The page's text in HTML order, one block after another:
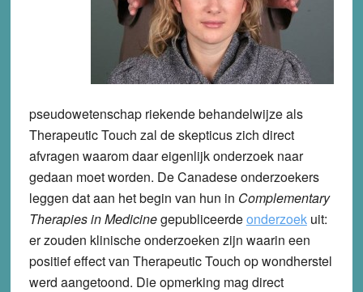
pseudowetenschap riekende behandelwijze als
Therapeutic Touch zal de skepticus zich direct
afvragen waarom daar eigenlijk onderzoek naar
gedaan moet worden. De Canadese onderzoekers
leggen dat aan het begin van hun in Complementary
Therapies in Medicinegepubliceerdeonderzoekuit:
er zouden klinische onderzoeken zijn waarin een
positief effect van Therapeutic Touch op wondherstel
werd aangetoond. Die opmerking mag direct